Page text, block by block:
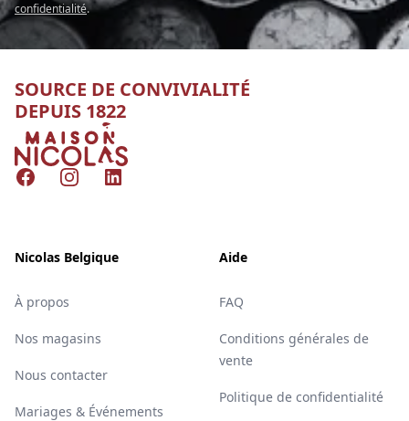
confidentialité.
SOURCE DE CONVIVIALITÉ
DEPUIS 1822
Nicolas
FacebookInstagramLinkedIn
Nicolas Belgique
À propos
Nos magasins
Nous contacter
Mariages & Événements
Aide
FAQ
Conditions générales de
vente
Politique de confidentialité